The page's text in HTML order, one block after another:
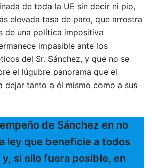
de toda la UE sin decir ni pio,
elevada tasa de paro, que arrostra
de una política impositiva
impasible ante los
del Sr. Sánchez, y que no se
el lúgubre panorama que el
dejar tanto a él mismo como a sus
de Sánchez en no
ley que beneficie a todos
si ello fuera posible, en